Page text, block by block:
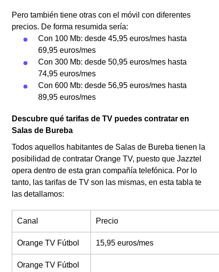
Pero también tiene otras con el móvil con diferentes
precios. De forma resumida sería:
Con 100 Mb: desde 45,95 euros/mes hasta
69,95 euros/mes
Con 300 Mb: desde 50,95 euros/mes hasta
74,95 euros/mes
Con 600 Mb: desde 56,95 euros/mes hasta
89,95 euros/mes
Descubre qué tarifas de TV puedes contratar en
Salas de Bureba
Todos aquellos habitantes de Salas de Bureba tienen la
posibilidad de contratar Orange TV, puesto que Jazztel
opera dentro de esta gran compañía telefónica. Por lo
tanto, las tarifas de TV son las mismas, en esta tabla te
las detallamos:
Canal Precio
Orange TV Fútbol 15,95 euros/mes
Orange TV Fútbol